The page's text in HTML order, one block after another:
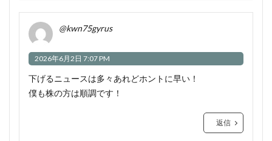
@kwn75gyrus
2026年6月2日 7:07 PM
下げるニュースは多々あれどホントに早い！
僕も株の方は順調です！
返信